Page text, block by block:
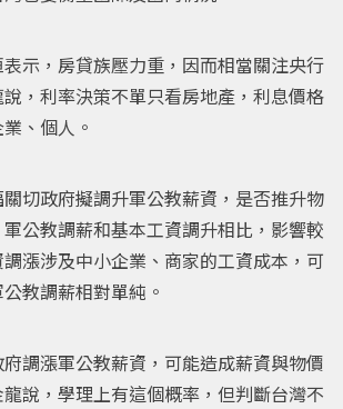
示，房貸族壓力重，因而相當關注央行
，利率決策不單只看房地產，利息價格
、個人。
切政府擬調升軍公教薪資，是否推升物
公教調薪和基本工資調升相比，影響較
漲涉及中小企業、商家的工資成本，可
教調薪相對單純。
調漲軍公教薪資，可能造成薪資與物價
說，學理上有這個概率，但判斷台灣不